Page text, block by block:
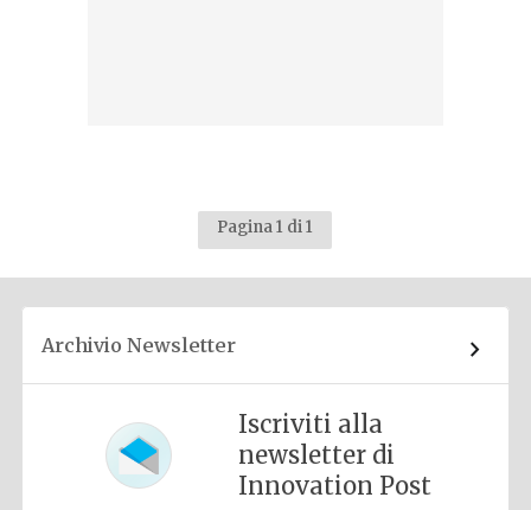
Pagina 1 di 1
Archivio Newsletter
Iscriviti alla
newsletter di
Innovation Post